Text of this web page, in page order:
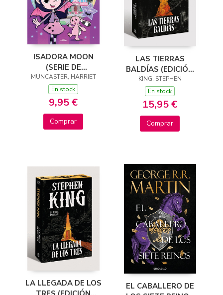
ISADORA MOON
(SERIE DE
TELEVISIÓN) - JUEGA
CON ISADORA Y
PINKY
MUNCASTER, HARRIET
En stock
9,95 €
Comprar
LAS TIERRAS
BALDÍAS (EDICIÓN
CANTOS TINTADOS)
(LA TORRE OSCURA
3)
KING, STEPHEN
En stock
15,95 €
Comprar
LA LLEGADA DE LOS
EL CABALLERO DE